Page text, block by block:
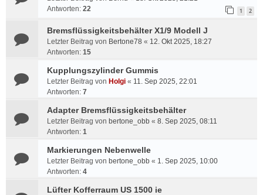
Antworten: 22 1 2
Bremsflüssigkeitsbehälter X1/9 Modell J
Letzter Beitrag von Bertone78 « 12. Okt 2025, 18:27
Antworten: 15
Kupplungszylinder Gummis
Letzter Beitrag von Holgi « 11. Sep 2025, 22:01
Antworten: 7
Adapter Bremsflüssigkeitsbehälter
Letzter Beitrag von bertone_obb « 8. Sep 2025, 08:11
Antworten: 1
Markierungen Nebenwelle
Letzter Beitrag von bertone_obb « 1. Sep 2025, 10:00
Antworten: 4
Lüfter Kofferraum US 1500 ie